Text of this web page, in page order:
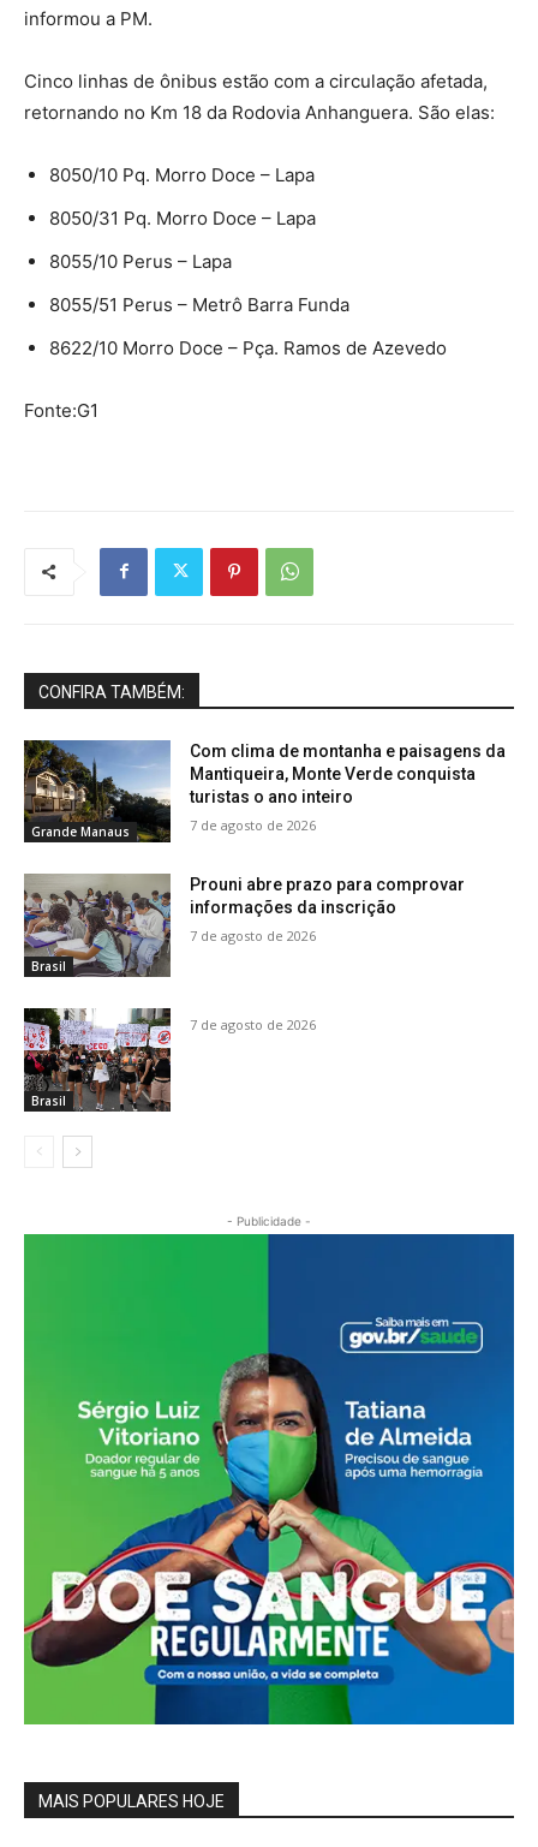
informou a PM.
Cinco linhas de ônibus estão com a circulação afetada,
retornando no Km 18 da Rodovia Anhanguera. São elas:
8050/10 Pq. Morro Doce – Lapa
8050/31 Pq. Morro Doce – Lapa
8055/10 Perus – Lapa
8055/51 Perus – Metrô Barra Funda
8622/10 Morro Doce – Pça. Ramos de Azevedo
Fonte:G1
CONFIRA TAMBÉM:
Grande Manaus
Com clima de montanha e paisagens da
Mantiqueira, Monte Verde conquista
turistas o ano inteiro
7 de agosto de 2026
Brasil
Prouni abre prazo para comprovar
informações da inscrição
7 de agosto de 2026
Brasil
7 de agosto de 2026
- Publicidade -
MAIS POPULARES HOJE